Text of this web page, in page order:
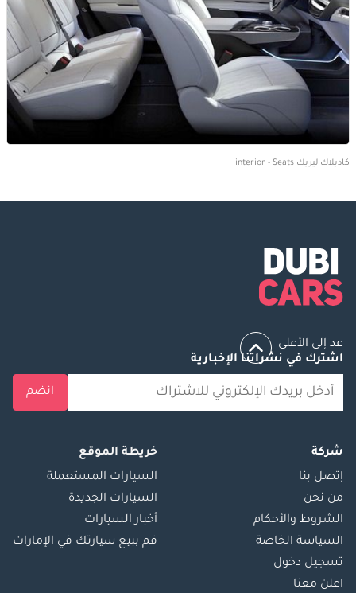
كاديلاك ليريك interior - Seats
عد إلى الأعلى
اشترك في نشراتنا الإخبارية
انضم
شركة
إتصل بنا
من نحن
الشروط والأحكام
السياسة الخاصة
تسجيل دخول
اعلن معنا
خريطة الموقع
السيارات المستعملة
السيارات الجديدة
أخبار السيارات
قم ببيع سيارتك في الإمارات